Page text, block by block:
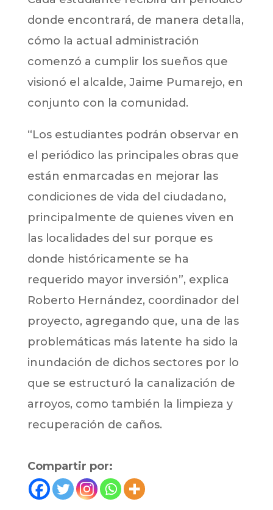
donde encontrará, de manera detalla,
cómo la actual administración
comenzó a cumplir los sueños que
visionó el alcalde, Jaime Pumarejo, en
conjunto con la comunidad.
“Los estudiantes podrán observar en
el periódico las principales obras que
están enmarcadas en mejorar las
condiciones de vida del ciudadano,
principalmente de quienes viven en
las localidades del sur porque es
donde históricamente se ha
requerido mayor inversión”, explica
Roberto Hernández, coordinador del
proyecto, agregando que, una de las
problemáticas más latente ha sido la
inundación de dichos sectores por lo
que se estructuró la canalización de
arroyos, como también la limpieza y
recuperación de caños.
Compartir por: